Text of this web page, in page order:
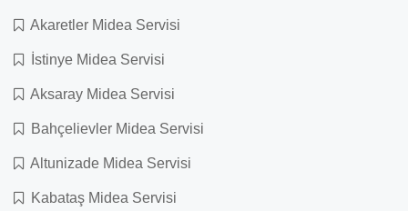
Akaretler Midea Servisi
İstinye Midea Servisi
Aksaray Midea Servisi
Bahçelievler Midea Servisi
Altunizade Midea Servisi
Kabataş Midea Servisi